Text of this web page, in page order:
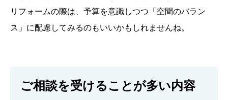
リフォームの際は、予算を意識しつつ「空間のバラン
ス」に配慮してみるのもいいかもしれませんね。
ご相談を受けることが多い内容